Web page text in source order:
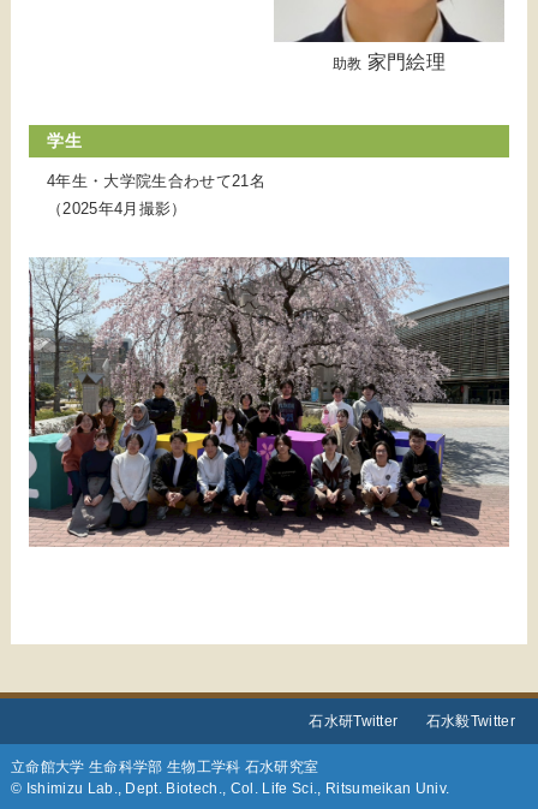
助教 家門絵理
学生
4年生・大学院生合わせて21名
（2025年4月撮影）
石水研Twitter 石水毅Twitter
立命館大学 生命科学部 生物工学科 石水研究室
© Ishimizu Lab., Dept. Biotech., Col. Life Sci., Ritsumeikan Univ.